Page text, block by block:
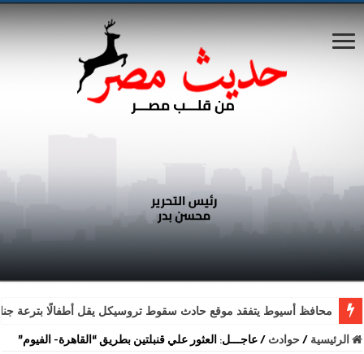
محافظ أسيوط يتفقد موقع حادث سقوط تروسيكل يقل أطفالًا بترعة
الرئيسية /حوادث /عاجـــل: العثور علي قنبلتين بطريق “القاهرة- الفيوم”